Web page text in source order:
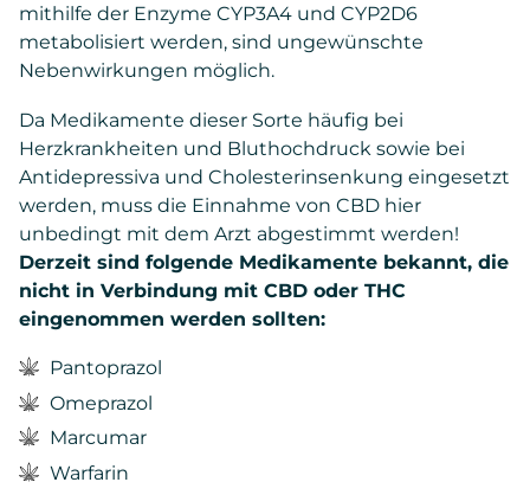
mithilfe der Enzyme CYP3A4 und CYP2D6
metabolisiert werden, sind ungewünschte
Nebenwirkungen möglich.
Da Medikamente dieser Sorte häufig bei
Herzkrankheiten und Bluthochdruck sowie bei
Antidepressiva und Cholesterinsenkung eingesetzt
werden, muss die Einnahme von CBD hier
unbedingt mit dem Arzt abgestimmt werden!
Derzeit sind folgende Medikamente bekannt, die
nicht in Verbindung mit CBD oder THC
eingenommen werden sollten:
Pantoprazol
Omeprazol
Marcumar
Warfarin